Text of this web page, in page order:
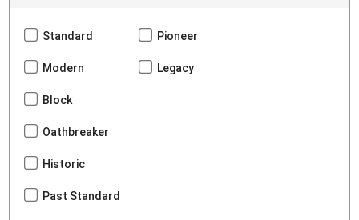
Standard Pioneer
Modern Legacy
Block
Oathbreaker
Historic
Past Standard